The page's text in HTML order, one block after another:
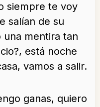
siempre te voy
salían de su
mentira tan
está noche
vamos a salir.
ganas, quiero